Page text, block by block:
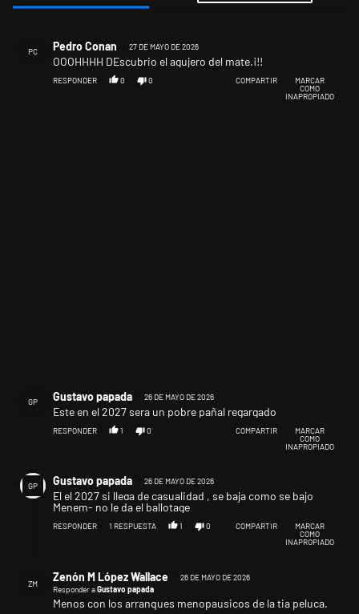
PC Pedro Conan 27 DE MAYO DE 2026
OOOHHHH DEscubrio el agujero del mate.¡!!
RESPONDER 0 0 COMPARTIR
MARCAR
COMO
INAPROPIADO
GP Gustavo papada 26 DE MAYO DE 2026
Este en el 2027 sera un pobre pañal regargado
RESPONDER 1 0 COMPARTIR
MARCAR
COMO
INAPROPIADO
GP Gustavo papada 26 DE MAYO DE 2026
El el 2027 si llega de casualidad , se baja como se bajo
Menem- no le da el ballotage
RESPONDER 1 RESPUESTA 1 0 COMPARTIR
MARCAR
COMO
INAPROPIADO
ZM
Zenón M López Wallace
26 DE MAYO DE 2026
Responder aGustavo papada
Menos con los arranques menopausicos de la tia peluca.